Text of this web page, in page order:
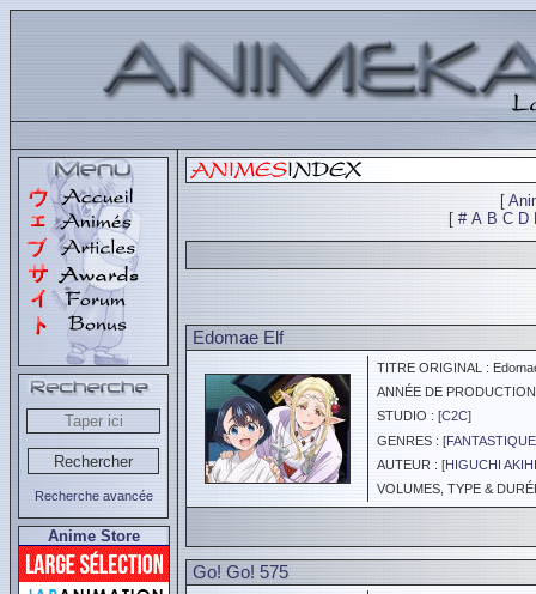
Recherche avancée
Anime Store
[
[ # A B C D
Edomae Elf
TITRE ORIGINAL :
ANNÉE DE
STUDIO : [C2C]
GENRES : [
AUTEUR : [HIGUCHI
VOLUMES, TYPE &
Go! Go! 575